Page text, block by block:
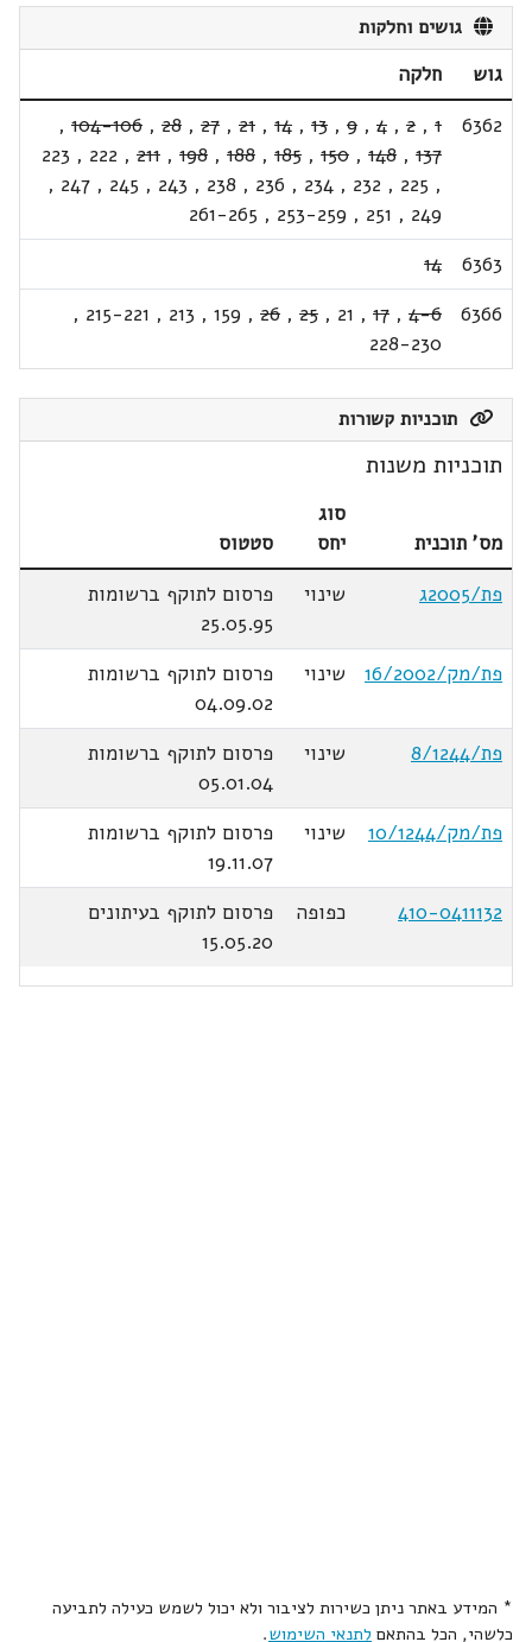
גושים וחלקות
גוש
חלקה
6362
1
,
2
,
4
,
9
,
13
,
14
,
21
,
27
,
28
,
104-106
,
137
,
148
,
150
,
185
,
188
,
198
,
211
,
222
,
223
,
225
,
232
,
234
,
236
,
238
,
243
,
245
,
247
,
249
,
251
,
253-259
,
261-265
6363
14
6366
4-6
,
17
,
21
,
25
,
26
,
159
,
213
,
215-221
,
228-230
תוכניות קשורות
תוכניות משנות
מס' תוכנית
סוג
יחס
סטטוס
פת/2005ג
שינוי
פרסום לתוקף ברשומות
25.05.95
פת/מק/16/2002
שינוי
פרסום לתוקף ברשומות
04.09.02
פת/8/1244
שינוי
פרסום לתוקף ברשומות
05.01.04
פת/מק/10/1244
שינוי
פרסום לתוקף ברשומות
19.11.07
410-0411132
כפופה
פרסום לתוקף בעיתונים
15.05.20
* המידע באתר ניתן כשירות לציבור ולא יכול לשמש כעילה לתביעה
כלשהי, הכל בהתאם לתנאי השימוש.